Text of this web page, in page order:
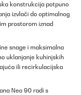
konstrukcija potpuno
izvlači do optimalnog
prostorom iznad
snage i maksimalna
uklanjanje kuhinjskih
ili recirkulacijska
Neo 90 radi s